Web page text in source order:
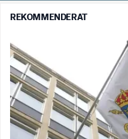
REKOMMENDERAT